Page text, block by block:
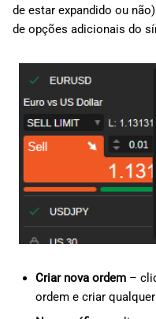
de estar expandido ou
de opções adicionais do
Criar nova ordem–
ordem e criar